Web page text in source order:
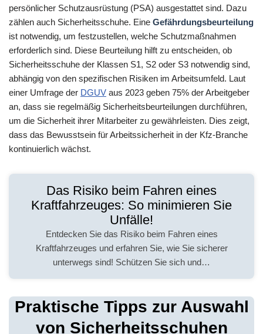
persönlicher Schutzausrüstung (PSA) ausgestattet sind. Dazu
zählen auch Sicherheitsschuhe. Eine Gefährdungsbeurteilung
ist notwendig, um festzustellen, welche Schutzmaßnahmen
erforderlich sind. Diese Beurteilung hilft zu entscheiden, ob
Sicherheitsschuhe der Klassen S1, S2 oder S3 notwendig sind,
abhängig von den spezifischen Risiken im Arbeitsumfeld. Laut
einer Umfrage der DGUV aus 2023 geben 75% der Arbeitgeber
an, dass sie regelmäßig Sicherheitsbeurteilungen durchführen,
um die Sicherheit ihrer Mitarbeiter zu gewährleisten. Dies zeigt,
dass das Bewusstsein für Arbeitssicherheit in der Kfz-Branche
kontinuierlich wächst.
Das Risiko beim Fahren eines
Kraftfahrzeuges: So minimieren Sie
Unfälle!
Entdecken Sie das Risiko beim Fahren eines
Kraftfahrzeuges und erfahren Sie, wie Sie sicherer
unterwegs sind! Schützen Sie sich und…
Praktische Tipps zur Auswahl
von Sicherheitsschuhen